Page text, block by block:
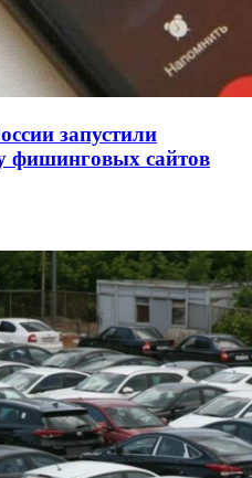
запустили
фишинговых сайтов